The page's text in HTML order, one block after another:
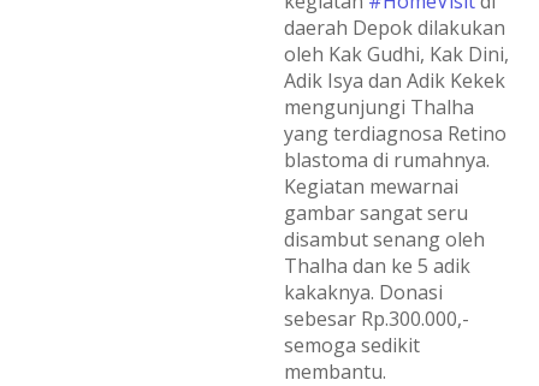
daerah Depok dilakukan
oleh Kak Gudhi, Kak Dini,
Adik Isya dan Adik Kekek
mengunjungi Thalha
yang terdiagnosa Retino
blastoma di rumahnya.
Kegiatan mewarnai
gambar sangat seru
disambut senang oleh
Thalha dan ke 5 adik
kakaknya. Donasi
sebesar Rp.300.000,-
semoga sedikit
membantu.